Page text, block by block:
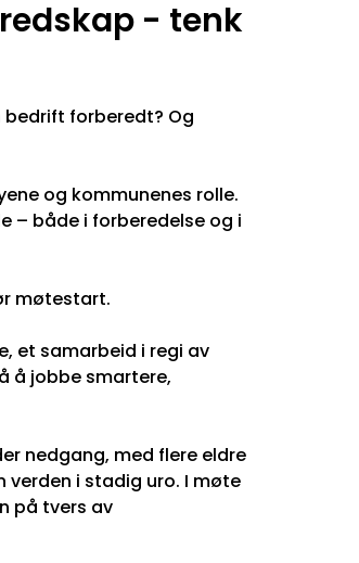
- tenk
bedrift forberedt? Og
og kommunenes rolle.
– både i forberedelse og i
møtestart.
et samarbeid i regi av
å jobbe smartere,
nedgang, med flere eldre
verden i stadig uro. I møte
på tvers av